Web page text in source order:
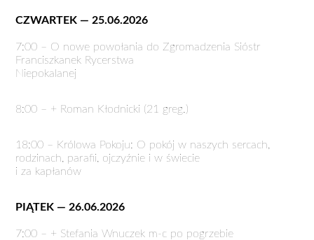
CZWARTEK — 25.06.2026
7:00 – O nowe powołania do Zgromadzenia Sióstr
Franciszkanek Rycerstwa
Niepokalanej
8:00 – + Roman Kłodnicki (21 greg.)
18:00 – Królowa Pokoju: O pokój w naszych sercach,
rodzinach, parafii, ojczyźnie i w świecie
i za kapłanów
PIĄTEK — 26.06.2026
7:00 – + Stefania Wnuczek m-c po pogrzebie